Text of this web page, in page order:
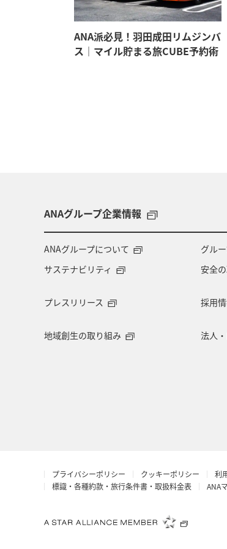
ANA派必見！羽田成田リムジンバ
ス｜マイル貯まる旅CUBE予約術
ANAグループ企業情報
ANAグループについて グル
サステナビリティ
安全
プレスリリース
採用
地域創生の取り組み 法人
プライバシーポリシー クッキーポリシー 利
標識・各種約款・旅行条件書・取扱料金表
ANA